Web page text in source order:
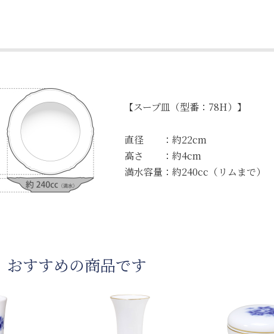
【スープ皿（型番：78H）】
直径 ：約22cm
高さ ：約4cm
満水容量：約240cc（リムまで）
おすすめの商品です